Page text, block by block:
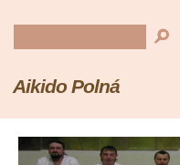
Aikido Polná